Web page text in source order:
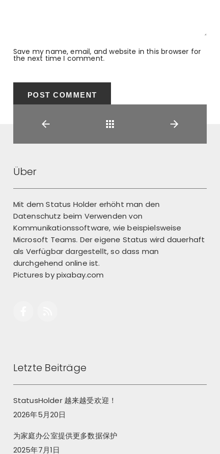
Save my name, email, and website in this browser for
the next time I comment.
Über
Mit dem Status Holder erhöht man den
Datenschutz beim Verwenden von
Kommunikationssoftware, wie beispielsweise
Microsoft Teams. Der eigene Status wird dauerhaft
als Verfügbar dargestellt, so dass man
durchgehend online ist.
Pictures bypixabay.com
Letzte Beiträge
StatusHolder 越来越受欢迎！
2026年5月20日
为家庭办公室提供更多数据保护
2025年7月1日